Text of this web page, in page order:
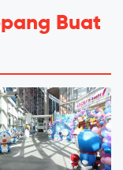
Buat